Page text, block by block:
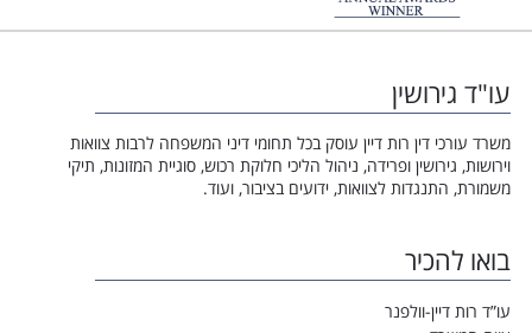
עו"ד גירושין
משרד עורכי דין רות דיין עוסק בכל תחומי דיני המשפחה לרבות צוואות
וירושות, גירושין ופרידה, ניהול הליכי חלוקת רכוש, סוגיית המזונות, תיקי
משמורת, התנגדות לצוואות, ידועים בציבור, ועוד.
בואו להכיר
עו”ד רות דיין-וולפנר